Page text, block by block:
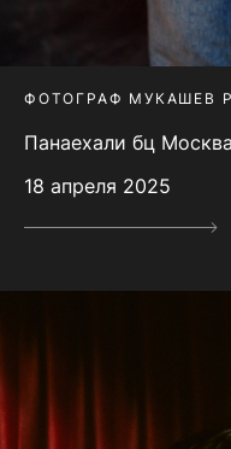
ФОТОГРАФ МУКАШЕВ
Панаехали бц Москва
18 апреля 2025